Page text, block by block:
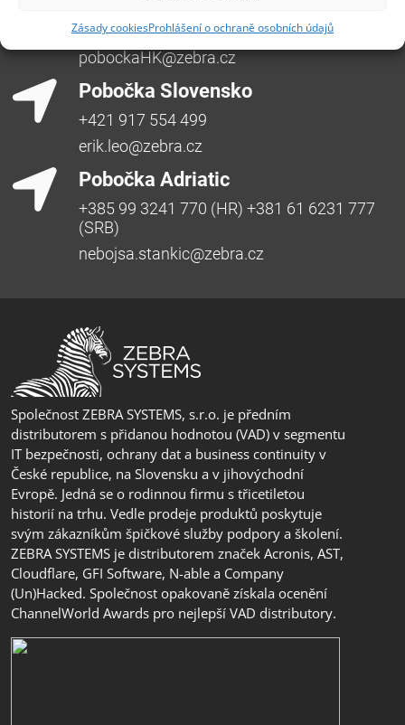
Zásady cookiesProhlášení o ochraně osobních údajů
Česká republika, +420 491 615 380,
pobockaHK@zebra.cz
Pobočka Slovensko
+421 917 554 499
erik.leo@zebra.cz
Pobočka Adriatic
+385 99 3241 770 (HR) +381 61 6231 777
(SRB)
nebojsa.stankic@zebra.cz
Společnost ZEBRA SYSTEMS, s.r.o. je předním
distributorem s přidanou hodnotou (VAD) v segmentu
IT bezpečnosti, ochrany dat a business continuity v
České republice, na Slovensku a v jihovýchodní
Evropě. Jedná se o rodinnou firmu s třicetiletou
historií na trhu. Vedle prodeje produktů poskytuje
svým zákazníkům špičkové služby podpory a školení.
ZEBRA SYSTEMS je distributorem značek Acronis, AST,
Cloudflare, GFI Software, N-able a Company
(Un)Hacked. Společnost opakovaně získala ocenění
ChannelWorld Awards pro nejlepší VAD distributory.